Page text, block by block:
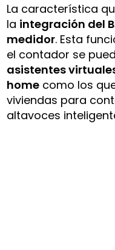
La característica
la integración del
medidor. Esta
el contador se
asistentes
home como los
viviendas para
altavoces